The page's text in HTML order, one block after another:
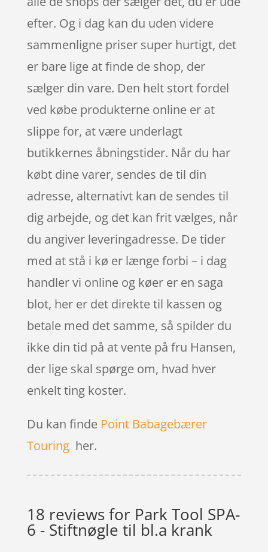
efter. Og i dag kan du uden videre
sammenligne priser super hurtigt, det
er bare lige at finde de shop, der
sælger din vare. Den helt stort fordel
ved købe produkterne online er at
slippe for, at være underlagt
butikkernes åbningstider. Når du har
købt dine varer, sendes de til din
adresse, alternativt kan de sendes til
dig arbejde, og det kan frit vælges, når
du angiver leveringadresse. De tider
med at stå i kø er længe forbi – i dag
handler vi online og køer er en saga
blot, her er det direkte til kassen og
betale med det samme, så spilder du
ikke din tid på at vente på fru Hansen,
der lige skal spørge om, hvad hver
enkelt ting koster.
Du kan finde Point Babagebærer
Touringher.
18 reviews for Park Tool SPA-
6 - Stiftnøgle til bl.a krank